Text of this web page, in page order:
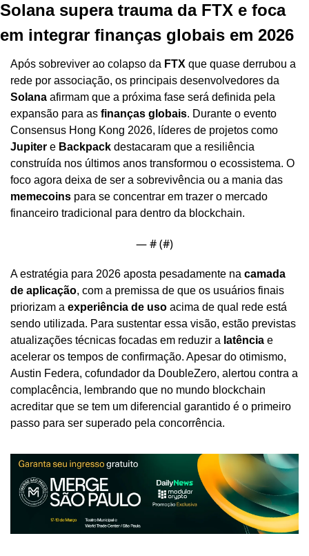
Solana supera trauma da FTX e foca
em integrar finanças globais em 2026
Após sobreviver ao colapso da FTX que quase derrubou a
Solana afirmam que a próxima fase será definida pela
expansão para as finanças globais. Durante o evento
Jupiter e Backpack destacaram que a resiliência
construída nos últimos anos transformou o ecossistema. O
memecoins para se concentrar em trazer o mercado
financeiro tradicional para dentro da blockchain.
— # (#)
A estratégia para 2026 aposta pesadamente na camada
de aplicação, com a premissa de que os usuários finais
priorizam a experiência de uso acima de qual rede está
sendo utilizada. Para sustentar essa visão, estão previstas
atualizações técnicas focadas em reduzir a latência e
acelerar os tempos de confirmação. Apesar do otimismo,
Austin Federa, cofundador da DoubleZero, alertou contra a
complacência, lembrando que no mundo blockchain
acreditar que se tem um diferencial garantido é o primeiro
passo para ser superado pela concorrência.